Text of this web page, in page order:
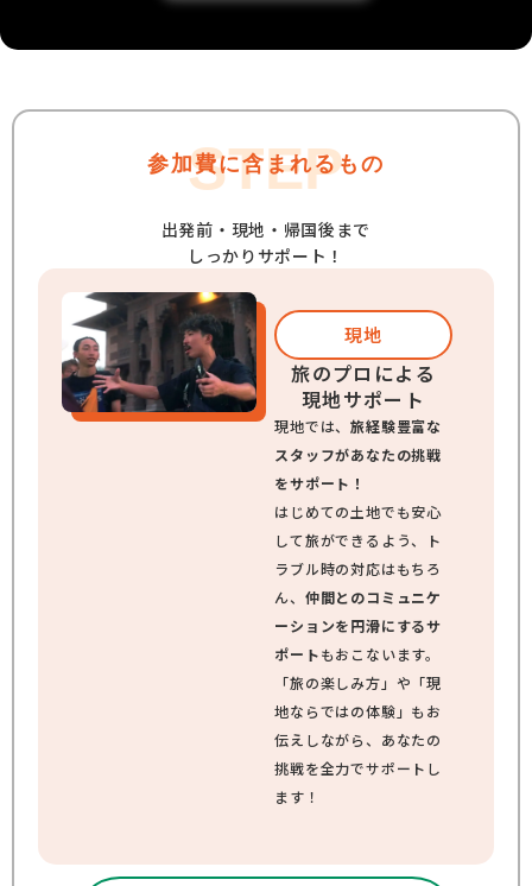
参加費に含まれるもの
STEP
出発前・現地・帰国後まで
しっかりサポート！
現地
旅のプロによる
現地サポート
現地では、旅経験豊富な
スタッフがあなたの挑戦
をサポート！
はじめての土地でも安心
して旅ができるよう、ト
ラブル時の対応はもちろ
ん、 仲間とのコミュニケ
ーションを円滑にするサ
ポートもおこないます。
「旅の楽しみ方」や「現
地ならではの体験」もお
伝えしながら、あなたの
挑戦を全力でサポートし
ます！